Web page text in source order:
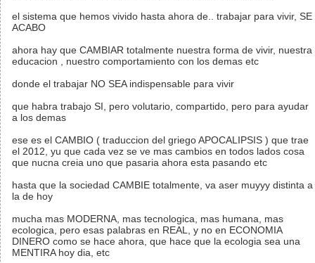
el sistema que hemos vivido hasta ahora de.. trabajar para vivir, SE
ACABO
ahora hay que CAMBIAR totalmente nuestra forma de vivir, nuestra
educacion , nuestro comportamiento con los demas etc
donde el trabajar NO SEA indispensable para vivir
que habra trabajo SI, pero volutario, compartido, pero para ayudar
a los demas
ese es el CAMBIO ( traduccion del griego APOCALIPSIS ) que trae
el 2012, yu que cada vez se ve mas cambios en todos lados cosa
que nucna creia uno que pasaria ahora esta pasando etc
hasta que la sociedad CAMBIE totalmente, va aser muyyy distinta a
la de hoy
mucha mas MODERNA, mas tecnologica, mas humana, mas
ecologica, pero esas palabras en REAL, y no en ECONOMIA
DINERO como se hace ahora, que hace que la ecologia sea una
MENTIRA hoy dia, etc